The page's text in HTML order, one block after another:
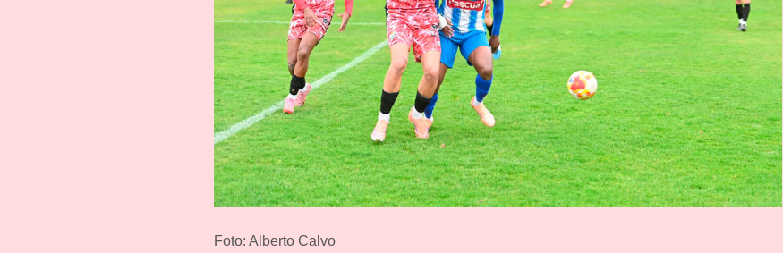
Foto: Alberto Calvo